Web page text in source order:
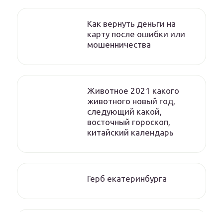
Как вернуть деньги на
карту после ошибки или
мошенничества
Животное 2021 какого
животного новый год,
следующий какой,
восточный гороскоп,
китайский календарь
Герб екатеринбурга